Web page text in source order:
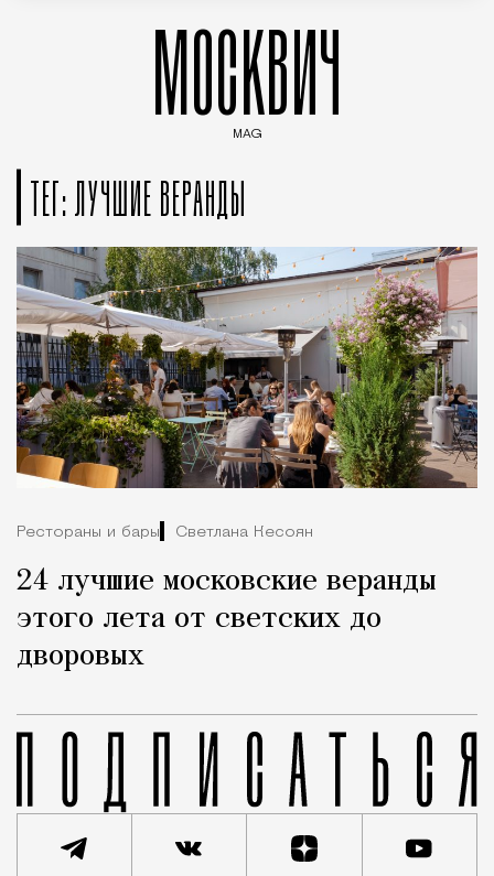
МОСКВИЧ
MAG
ТЕГ: ЛУЧШИЕ ВЕРАНДЫ
Рестораны и бары Светлана Кесоян
24 лучшие московские веранды
этого лета от светских до
дворовых